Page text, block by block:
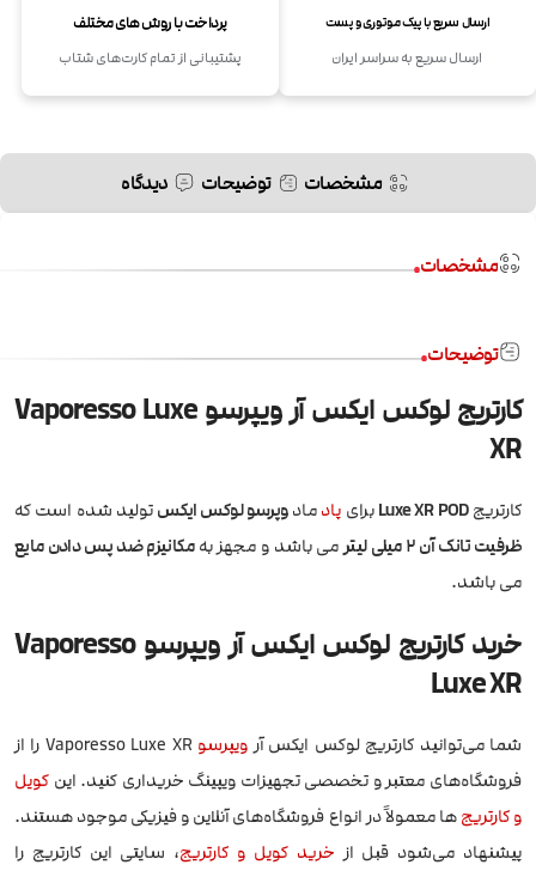
ارسال سریع با پیک موتوری و پست
ارسال سریع به سراسر ایران
پرداخت با روش های مختلف
پشتیبانی از تمام کارت‌های شتاب
مشخصات توضیحات دیدگاه
مشخصات
توضیحات
کارتریج لوکس ایکس آر ویپرسو Vaporesso Luxe
XR
کارتریجLuxe XR PODبرای پادمادوپرسو لوکس ایکستولید شده است که
ظرفیت تانک آن 2 میلی لیتر
می باشد و مجهز بهمکانیزم ضد پس دادن مایع
می باشد.
خرید کارتریج لوکس ایکس آر ویپرسو Vaporesso
Luxe XR
شما می‌توانید کارتریج لوکس ایکس آر ویپرسو
Vaporesso Luxe XR را از
فروشگاه‌های معتبر و تخصصی تجهیزات ویپینگ خریداری کنید. این کویل
و کارتریجها معمولاً در انواع فروشگاه‌های آنلاین و فیزیکی موجود هستند.
پیشنهاد می‌شود قبل از خرید کویل و کارتریج، سایتی این کارتریج را